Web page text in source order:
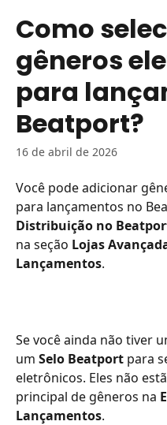
Como
gêneros
para
Beatport?
16 de abril de 2026
Você pode adicionar
para lançamentos no
Distribuição no
na seção Lojas
Lançamentos.
Se você ainda não tiver
um Selo Beatport para
eletrônicos. Eles não
principal de gêneros na
Lançamentos.